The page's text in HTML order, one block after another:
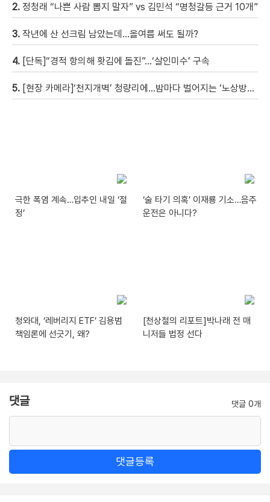
2. 정청래 “나쁜 사람 뽑지 말자” vs 김민석 “명청갈등 근거 10개”
3. 작년에 산 선크림 남았는데…올여름 써도 될까?
4. [단독]“경적 항의해 홧김에 돌진”…‘살인미수’ 구속
5. [현장 카메라]‘천지개벽’ 청량리에…밤마다 벌어지는 ‘노상방뇨 전쟁’
극한 폭염 계속…입추인 내일 ‘절
정’
‘술 타기 의혹’ 이재룡 기소…음주
운전은 아니다?
청와대, ‘레버리지 ETF’ 김용범
책임론에 선긋기, 왜?
[천상철의 리포트]박나래 전 매
니저들 법정 선다
댓글 댓글 0개
댓글등록